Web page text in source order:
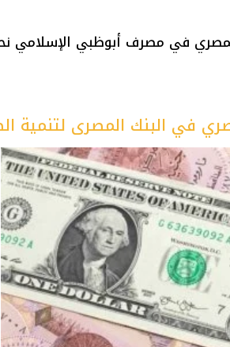
في البنك المصرى لتنمية